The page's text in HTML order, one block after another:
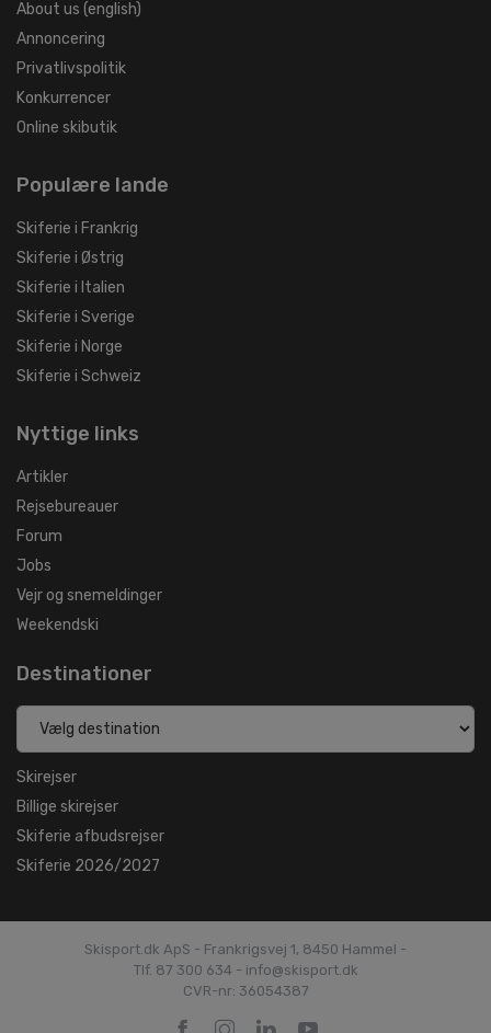
About us (english)
Annoncering
Privatlivspolitik
Konkurrencer
Online skibutik
Populære lande
Skiferie i Frankrig
Skiferie i Østrig
Skiferie i Italien
Skiferie i Sverige
Skiferie i Norge
Skiferie i Schweiz
Nyttige links
Artikler
Rejsebureauer
Forum
Jobs
Vejr og snemeldinger
Weekendski
Destinationer
Skirejser
Billige skirejser
Skiferie afbudsrejser
Skiferie 2026/2027
Skisport.dk ApS - Frankrigsvej 1, 8450 Hammel -
Tlf. 87 300 634 - info@skisport.dk
CVR-nr: 36054387